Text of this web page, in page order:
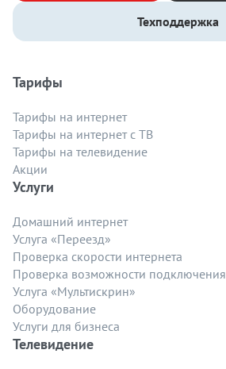
Техподдержка
Тарифы
Тарифы на интернет
Тарифы на интернет с ТВ
Тарифы на телевидение
Акции
Услуги
Домашний интернет
Услуга «Переезд»
Проверка скорости интернета
Проверка возможности подключения
Услуга «Мультискрин»
Оборудование
Услуги для бизнеса
Телевидение